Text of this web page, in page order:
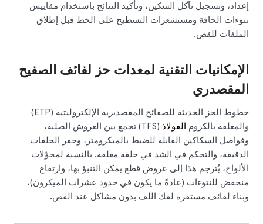
إعداد، وتسجيل تآكل السكين، وتأكيد النتائج باستخدام مقاييس
نتوءات الحافة ومستشعرات التسطيح على الخط قبل إطلاق
الملفات للقص.
الإمكانيات التقنية لمعدات حز لفائف الصفيح
المقصدري
خطوط الحز الحديثة للصفائح المقصديرية الإلكتروليتية (ETP)
والمغلفة بالكروم الفولاذ
(TFS) تجمع بين العروش الصلبة،
وفواصل السكاكين القابلة للضبط بالميكرومتر، وحفر الحلقات
الدقيقة، والتحكم في الشد في حلقة مغلقة. بالنسبة لمحوّلات
الألواح، يُترجم هذا إلى عروض قطع يمكن التنبؤ بها، وارتفاع
منخفض للنتوءات (عادةً ما يكون في حدود عشرات الميكرون)،
وبناء لفائف مستقرة لفك اللف بدون مشاكل عند القص.